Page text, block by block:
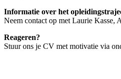
Informatie over het
Neem contact op met Laurie Kasse,
Reageren?
Stuur ons je CV met motivatie via